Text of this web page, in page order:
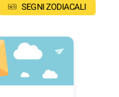
SEGNI ZODIACALI